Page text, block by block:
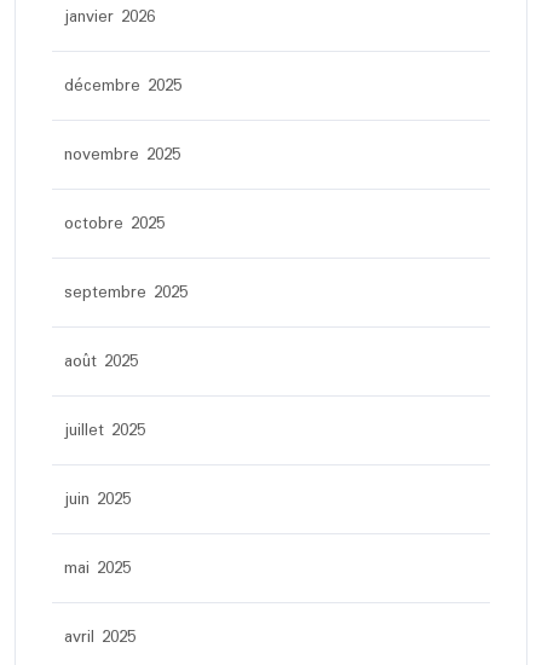
janvier 2026
décembre 2025
novembre 2025
octobre 2025
septembre 2025
août 2025
juillet 2025
juin 2025
mai 2025
avril 2025